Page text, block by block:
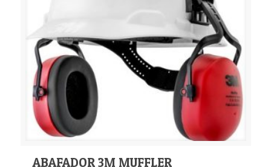
ABAFADOR 3M MUFFLER